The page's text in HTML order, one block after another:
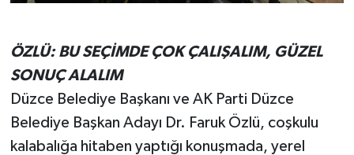
ÖZLÜ: BU SEÇİMDE ÇOK ÇALIŞALIM, GÜZEL
SONUÇ ALALIM
Düzce Belediye Başkanı ve AK Parti Düzce
Belediye Başkan Adayı Dr. Faruk Özlü, coşkulu
kalabalığa hitaben yaptığı konuşmada, yerel